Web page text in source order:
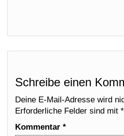
Schreibe einen
Deine E-Mail-Adresse wird
Erforderliche Felder sind mit *
Kommentar *